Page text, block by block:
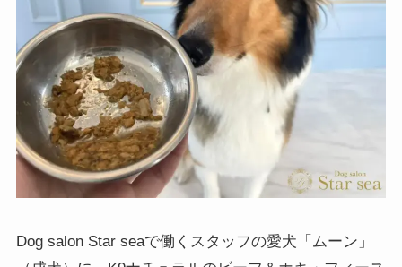
Dog salon Star seaで働くスタッフの愛犬「ムーン」